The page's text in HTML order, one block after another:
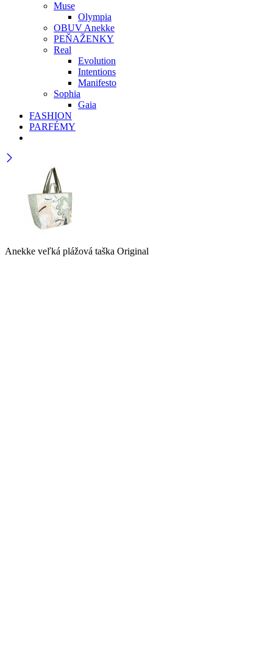
Muse
Olympia
OBUV Anekke
PEŇAŽENKY
Real
Evolution
Intentions
Manifesto
Sophia
Gaia
FASHION
PARFÉMY
Anekke veľká plážová taška Original